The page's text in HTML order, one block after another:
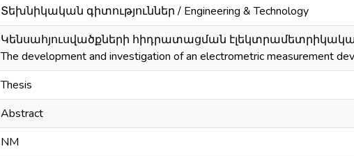
Տեխնիկական գիտություններ / Engineering & Technology
Կենսահյուսվածքների հիդրատացման
The development and investigation of an electrometric measurement
Thesis
Abstract
NM